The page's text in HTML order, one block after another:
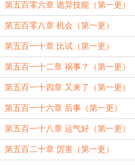
第五百零六章 诡异技能（第一更）
第五百零八章 机会（第一更）
第五百一十章 比试（第一更）
第五百一十二章 祸事？（第一更）
第五百一十四章 又来了（第一更）
第五百一十六章 后事（第一更）
第五百一十八章 运气好（第一更）
第五百二十章 厉害（第一更）